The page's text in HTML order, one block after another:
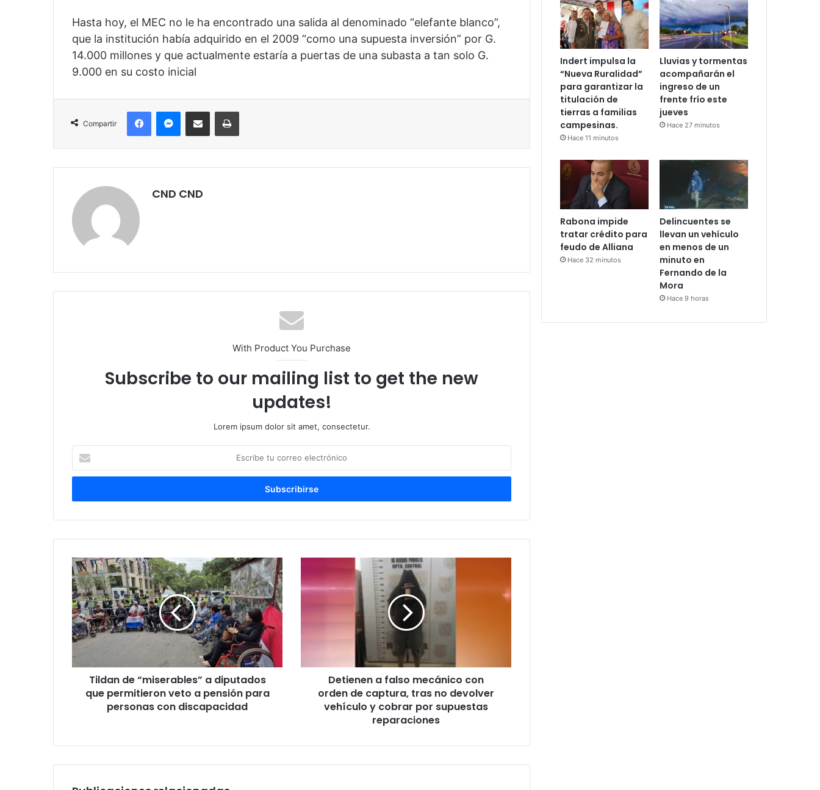
Hasta hoy, el MEC no le ha encontrado una salida al denominado “elefante blanco”,
que la institución había adquirido en el 2009 “como una supuesta inversión” por G.
14.000 millones y que actualmente estaría a puertas de una subasta a tan solo G.
9.000 en su costo inicial
Compartir
CND CND
With Product You Purchase
Subscribe to our mailing list to get the new
updates!
Lorem ipsum dolor sit amet, consectetur.
c
i
t
c
o
r
r
e
o
e
l
e
i
Tildan de “miserables” a diputados
que permitieron veto a pensión para
personas con discapacidad
Detienen a falso mecánico con
orden de captura, tras no devolver
vehículo y cobrar por supuestas
reparaciones
Indert impulsa la
“Nueva Ruralidad”
para garantizar la
titulación de
tierras a familias
campesinas.
Hace 11 minutos
Lluvias y tormentas
acompañarán el
ingreso de un
frente frío este
jueves
Hace 27 minutos
Rabona impide
tratar crédito para
feudo de Alliana
Hace 32 minutos
Delincuentes se
llevan un vehículo
en menos de un
minuto en
Fernando de la
Mora
Hace 9 horas